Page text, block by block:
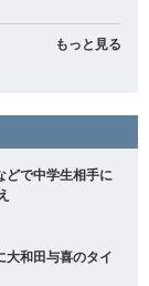
もっと見る
どで中学生相手に
大和田与喜のタイ